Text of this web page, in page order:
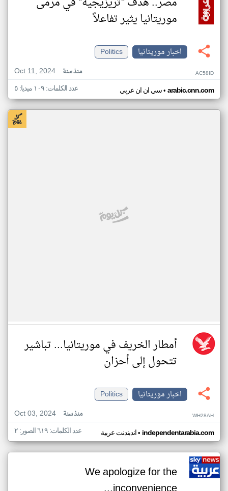
موريتانيا يثير تفاعلاً
اخبار موريتانيا
Politics
Oct 11, 2024
منذ سنة AC58ID
سي ان ان عربي• arabic.cnn.com عدد الكلمات: ١٠٩ ميديا: ٥
أمطار الخريف في موريتانيا... تباشير
تتحول إلى أحزان
اخبار موريتانيا
Politics
Oct 03, 2024
منذ سنة WH28AH
اندبندنت عربية• independentarabia.com عدد الكلمات: ٦١٩ الصور: ٢
We apologize for the